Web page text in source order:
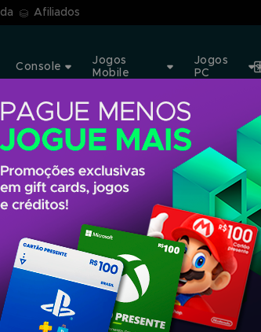
Afiliados
Console
Jogos
Mobile
Jogos
PC